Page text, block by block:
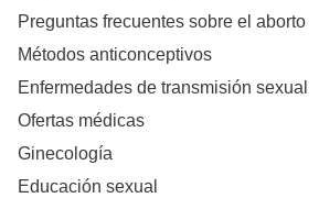
Preguntas frecuentes sobre el aborto
Métodos anticonceptivos
Enfermedades de transmisión sexual
Ofertas médicas
Ginecología
Educación sexual